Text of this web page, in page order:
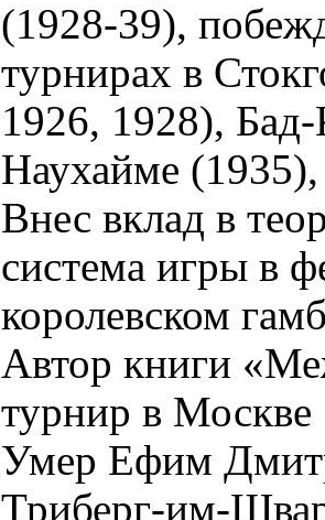
(1928-39),
турнирах в
1926, 1928),
Наухайме
Внес вклад в
система игры в
королевском
Автор книги
турнир в Москве
Умер Ефим
Триберг-им-